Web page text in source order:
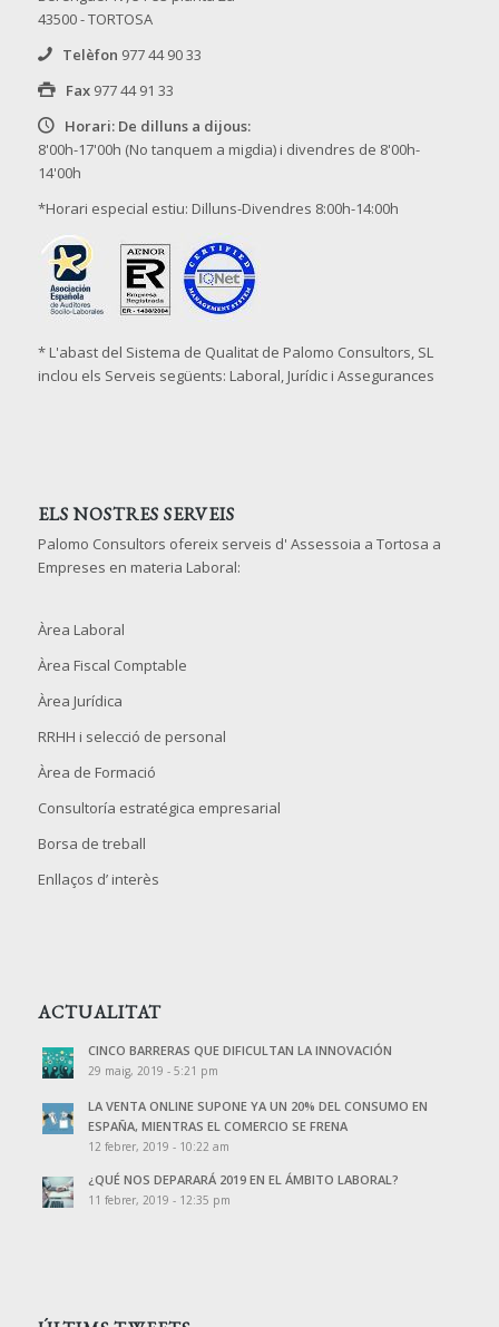
43500 - TORTOSA
Telèfon 977 44 90 33
Fax 977 44 91 33
Horari: De dilluns a dijous:
8'00h-17'00h (No tanquem a migdia) i divendres de 8'00h-
14'00h
*Horari especial estiu: Dilluns-Divendres 8:00h-14:00h
* L'abast del Sistema de Qualitat de Palomo Consultors, SL
inclou els Serveis següents: Laboral, Jurídic i Assegurances
ELS NOSTRES SERVEIS
Palomo Consultors ofereix serveis d' Assessoia a Tortosa a
Empreses en materia Laboral:
Àrea Laboral
Àrea Fiscal Comptable
Àrea Jurídica
RRHH i selecció de personal
Àrea de Formació
Consultoría estratégica empresarial
Borsa de treball
Enllaços d’ interès
ACTUALITAT
CINCO BARRERAS QUE DIFICULTAN LA INNOVACIÓN
29 maig, 2019 - 5:21 pm
LA VENTA ONLINE SUPONE YA UN 20% DEL CONSUMO EN
ESPAÑA, MIENTRAS EL COMERCIO SE FRENA
12 febrer, 2019 - 10:22 am
¿QUÉ NOS DEPARARÁ 2019 EN EL ÁMBITO LABORAL?
11 febrer, 2019 - 12:35 pm